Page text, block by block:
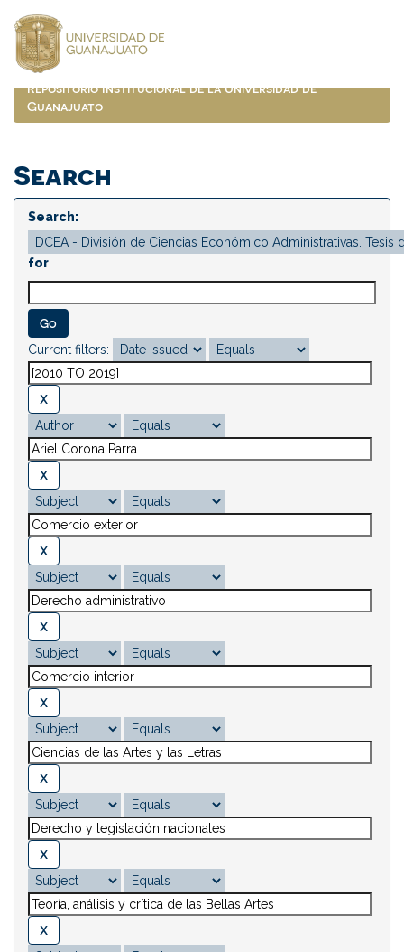
navigation
Repositorio Institucional de la Universidad de
Guanajuato
Search
Search:
for
Current filters: